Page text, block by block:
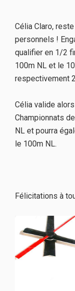
Célia Claro,
personnels !
qualifier en 1/2
100m NL et le
respectivement
Célia valide
Championnats
NL et pourra
le 100m NL.
Félicitations à